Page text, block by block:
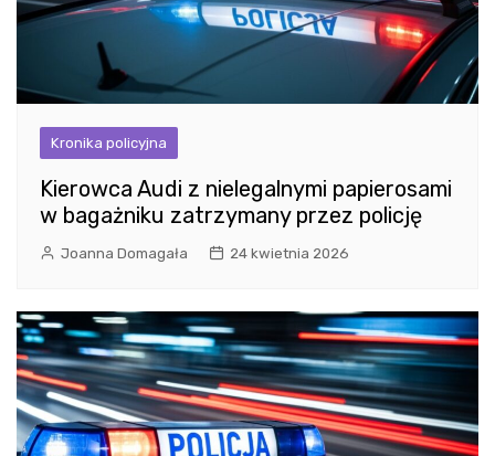
Kronika policyjna
Kierowca Audi z nielegalnymi papierosami
w bagażniku zatrzymany przez policję
Joanna Domagała 24 kwietnia 2026